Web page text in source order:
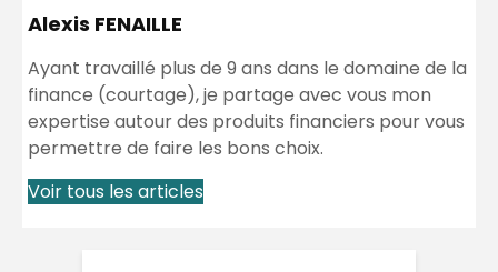
Alexis FENAILLE
Ayant travaillé plus de 9 ans dans le domaine de la
finance (courtage), je partage avec vous mon
expertise autour des produits financiers pour vous
permettre de faire les bons choix.
Voir tous les articles